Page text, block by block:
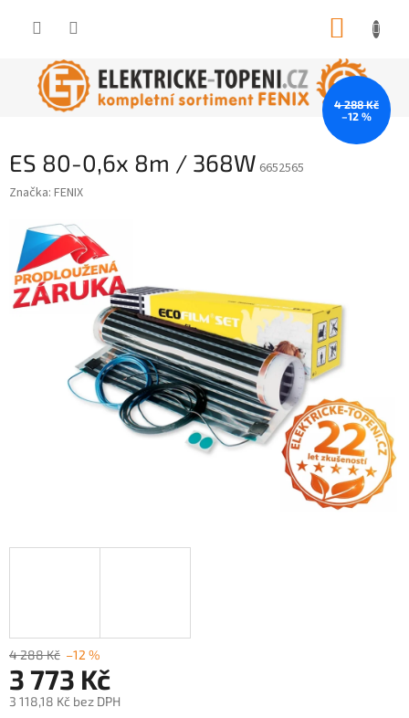
ES 80-0,6x 8m / 368W 6652565
Značka: FENIX
4 288 Kč
–12 %
4 288 Kč –12 %
3 773 Kč
3 118,18 Kč bez DPH